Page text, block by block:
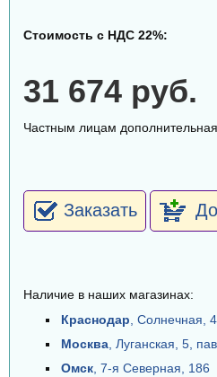
Стоимость с НДС 22%:
31 674 руб.
Частным лицам дополнительная
Заказать
Наличие в наших магазинах:
Краснодар, Солнечная,
Москва, Луганская, 5,
Омск, 7-я Северная, 186